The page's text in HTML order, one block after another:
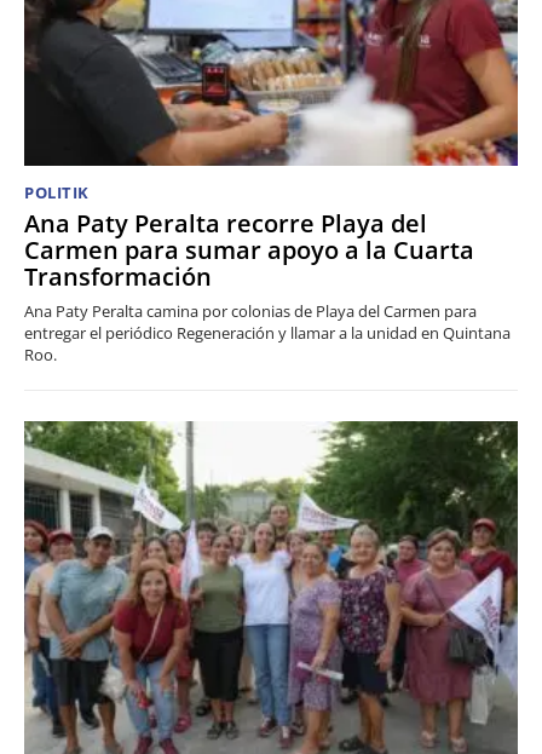
POLITIK
Ana Paty Peralta recorre Playa del
Carmen para sumar apoyo a la Cuarta
Transformación
Ana Paty Peralta camina por colonias de Playa del Carmen para
entregar el periódico Regeneración y llamar a la unidad en Quintana
Roo.